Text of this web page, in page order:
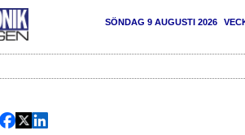
SÖNDAG 9 AUGUSTI 2026